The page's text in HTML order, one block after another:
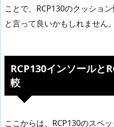
ことで、RCP130のクッショ
と言って良いかもしれません。
RCP130インソールと
較
ここからは、RCP130のスペ